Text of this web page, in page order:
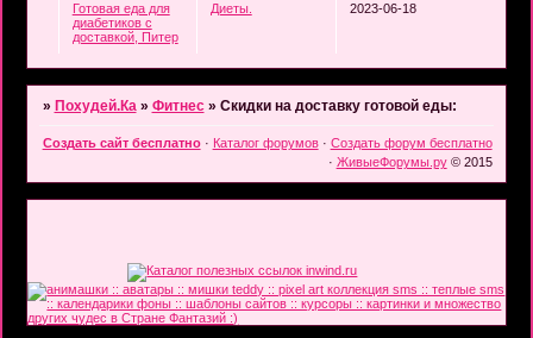
Готовая еда для
диабетиков с
доставкой, Питер
Диеты. 2023-06-18
» Похудей.Ка » Фитнес » Скидки на доставку готовой еды:
Создать сайт бесплатно· Каталог форумов· Создать форум бесплатно
· ЖивыеФорумы.ру© 2015